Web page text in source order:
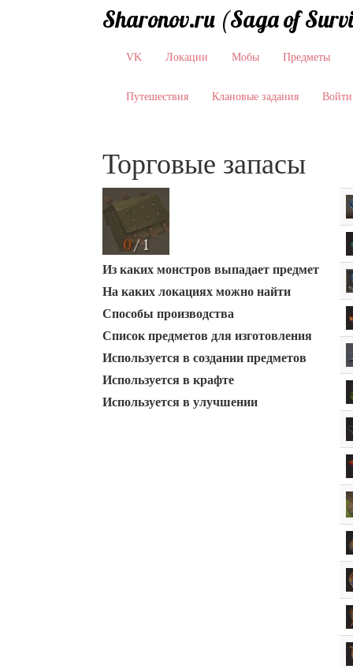
Sharonov.ru (Saga of
VK Локации Мобы Предметы
Путешествия Клановые задания Войти
Торговые запасы
Из каких монстров выпадает предмет
На каких локациях можно найти
Способы производства
Список предметов для изготовления
Используется в создании предметов
Используется в крафте
Используется в улучшении